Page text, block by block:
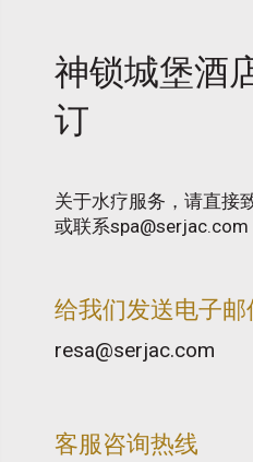
神锁城堡酒
订
关于水疗服务，请直接
或联系spa@serjac.com
给我们发送电子邮
resa@serjac.com
客服咨询热线